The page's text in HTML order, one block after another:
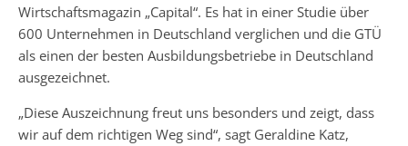
Wirtschaftsmagazin „Capital“. Es hat in einer Studie über
600 Unternehmen in Deutschland verglichen und die GTÜ
als einen der besten Ausbildungsbetriebe in Deutschland
ausgezeichnet.
„Diese Auszeichnung freut uns besonders und zeigt, dass
wir auf dem richtigen Weg sind“, sagt Geraldine Katz,